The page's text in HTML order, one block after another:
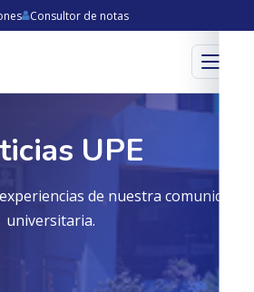
Consultor de notas
Menú
UPE
de nuestra comunidad
universitaria.